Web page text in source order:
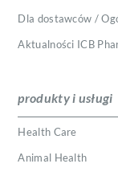
Dla dostawców /
Aktualności ICB
produkty i usługi
Health Care
Animal Health